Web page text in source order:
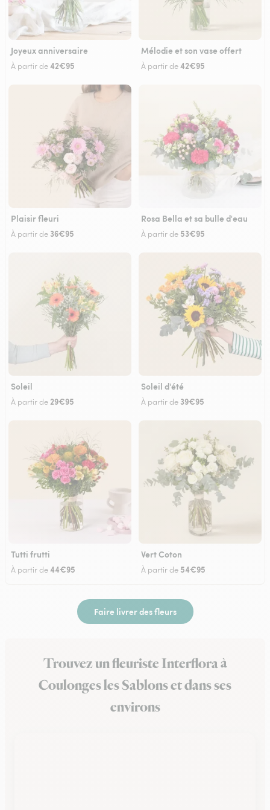
Joyeux anniversaire
À partir de42€95
Mélodie et son vase offert
À partir de42€95
Plaisir fleuri
À partir de 36€95
Rosa Bella et sa bulle d'eau
À partir de 53€95
Soleil
À partir de 29€95
Soleil d'été
À partir de 39€95
Tutti frutti
À partir de44€95
Vert Coton
À partir de 54€95
Faire livrer des fleurs
Trouvez un fleuriste Interflora à
Coulonges les Sablons et dans ses
environs